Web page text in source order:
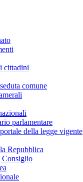
cittadini
comune
parlamentare
della legge vigente
Repubblica
Consiglio